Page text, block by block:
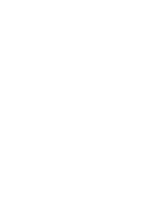
るシャッターで防犯対策とし
もシンプルで上質なガレージ
の左官工事も承っております！